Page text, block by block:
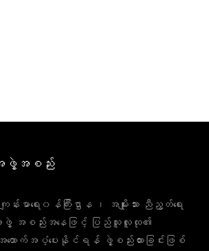
ဖွဲ့အစည်း
မာရေး၀န်ကြီးဌာန ၊ အမျိုးသား ညီညွတ်ရေး
ဖွဲ့ အစည်းအနေဖြင့် ပြည်သူလူထု၏
ထောက်အပံ့ပေးနိုင်ရန် ဖွဲ့စည်းထားခြင်းဖြစ်